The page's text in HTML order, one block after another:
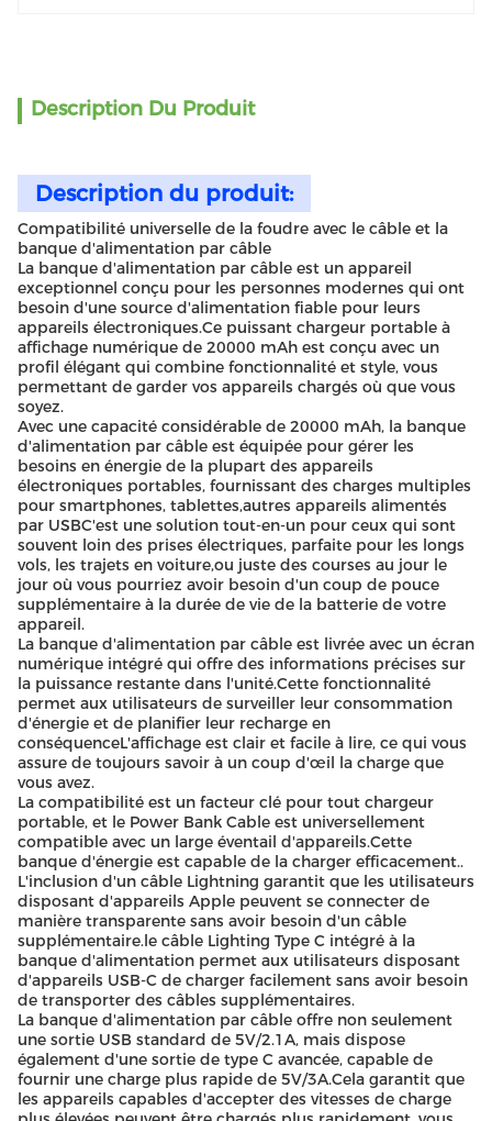
Description Du Produit
Description du produit:
Compatibilité universelle de la foudre avec le câble et la
banque d'alimentation par câble
La banque d'alimentation par câble est un appareil
exceptionnel conçu pour les personnes modernes qui ont
besoin d'une source d'alimentation fiable pour leurs
appareils électroniques.Ce puissant chargeur portable à
affichage numérique de 20000 mAh est conçu avec un
profil élégant qui combine fonctionnalité et style, vous
permettant de garder vos appareils chargés où que vous
soyez.
Avec une capacité considérable de 20000 mAh, la banque
d'alimentation par câble est équipée pour gérer les
besoins en énergie de la plupart des appareils
électroniques portables, fournissant des charges multiples
pour smartphones, tablettes,autres appareils alimentés
par USBC'est une solution tout-en-un pour ceux qui sont
souvent loin des prises électriques, parfaite pour les longs
vols, les trajets en voiture,ou juste des courses au jour le
jour où vous pourriez avoir besoin d'un coup de pouce
supplémentaire à la durée de vie de la batterie de votre
appareil.
La banque d'alimentation par câble est livrée avec un écran
numérique intégré qui offre des informations précises sur
la puissance restante dans l'unité.Cette fonctionnalité
permet aux utilisateurs de surveiller leur consommation
d'énergie et de planifier leur recharge en
conséquenceL'affichage est clair et facile à lire, ce qui vous
assure de toujours savoir à un coup d'œil la charge que
vous avez.
La compatibilité est un facteur clé pour tout chargeur
portable, et le Power Bank Cable est universellement
compatible avec un large éventail d'appareils.Cette
banque d'énergie est capable de la charger efficacement..
L'inclusion d'un câble Lightning garantit que les utilisateurs
disposant d'appareils Apple peuvent se connecter de
manière transparente sans avoir besoin d'un câble
supplémentaire.le câble Lighting Type C intégré à la
banque d'alimentation permet aux utilisateurs disposant
d'appareils USB-C de charger facilement sans avoir besoin
de transporter des câbles supplémentaires.
La banque d'alimentation par câble offre non seulement
une sortie USB standard de 5V/2.1A, mais dispose
également d'une sortie de type C avancée, capable de
fournir une charge plus rapide de 5V/3A.Cela garantit que
les appareils capables d'accepter des vitesses de charge